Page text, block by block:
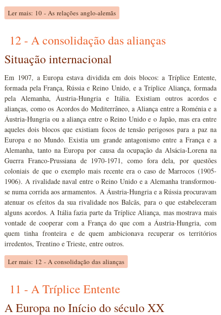
Ler mais: 10 - As relações anglo-alemãs
12 - A consolidação das alianças
Situação internacional
Em 1907, a Europa estava dividida em dois blocos: a Tríplice Entente,
formada pela França, Rússia e Reino Unido, e a Tríplice Aliança, formada
pela Alemanha, Áustria-Hungria e Itália. Existiam outros acordos e
alianças, como os Acordos do Mediterrâneo, a Aliança entre a Roménia e a
Áustria-Hungria ou a aliança entre o Reino Unido e o Japão, mas era entre
aqueles dois blocos que existiam focos de tensão perigosos para a paz na
Europa e no Mundo. Existia um grande antagonismo entre a França e a
Alemanha, tanto na Europa por causa da ocupação da Alsácia-Lorena na
Guerra Franco-Prussiana de 1970-1971, como fora dela, por questões
coloniais de que o exemplo mais recente era o caso de Marrocos (1905-
1906). A rivalidade naval entre o Reino Unido e a Alemanha transformou-
se numa corrida aos armamentos. A Áustria-Hungria e a Rússia procuravam
atenuar os efeitos da sua rivalidade nos Balcãs, para o que estabeleceram
alguns acordos. A Itália fazia parte da Tríplice Aliança, mas mostrava mais
vontade de cooperar com a França do que com a Áustria-Hungria, com
quem tinha fronteira e de quem ambicionava recuperar os territórios
irredentos, Trentino e Trieste, entre outros.
Ler mais: 12 - A consolidação das alianças
11 - A Tríplice Entente
A Europa no Início do século XX